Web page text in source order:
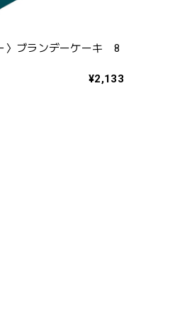
〉ブランデーケーキ 8
¥2,133